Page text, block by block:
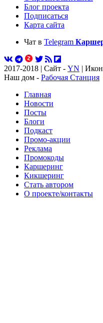
Блог проекта
Подписаться
Карта сайта
Чат в Telegram
2017-2018 | Сайт - YN |
Наш дом - Рабочая Станция
Главная
Новости
Посты
Блоги
Подкаст
Промо-акции
Реклама
Промокоды
Каршеринг
Кикшеринг
Стать автором
О проекте/контакты